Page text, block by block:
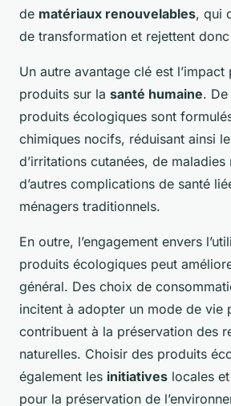
de matériaux renouvelables, qui
de transformation et rejettent
Un autre avantage clé est
produits sur la santé humaine.
produits écologiques sont
chimiques nocifs, réduisant ainsi
d’irritations cutanées, de
d’autres complications de santé
ménagers traditionnels.
En outre, l’engagement envers
produits écologiques peut
général. Des choix de
incitent à adopter un mode de vie
contribuent à la préservation des
naturelles. Choisir des produits
également les initiatives locales
pour la préservation de